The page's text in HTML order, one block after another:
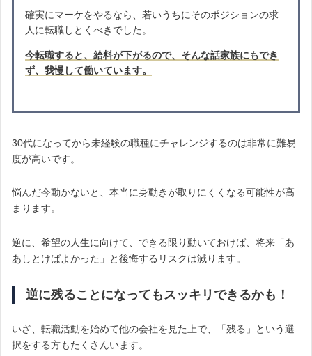
確実にマーケをやるなら、若いうちにそのポジションの求
人に転職しとくべきでした。
今転職すると、給料が下がるので、そんな話家族にもでき
ず、我慢して働いています。
30代になってから未経験の職種にチャレンジするのは非常に難易
度が高いです。
悩んだ今動かないと、本当に身動きが取りにくくなる可能性が高
まります。
逆に、希望の人生に向けて、できる限り動いておけば、将来「あ
あしとけばよかった」と後悔するリスクは減ります。
逆に残ることになってもスッキリできるかも！
いざ、転職活動を始めて他の会社を見た上で、「残る」という選
択をする方もたくさんいます。